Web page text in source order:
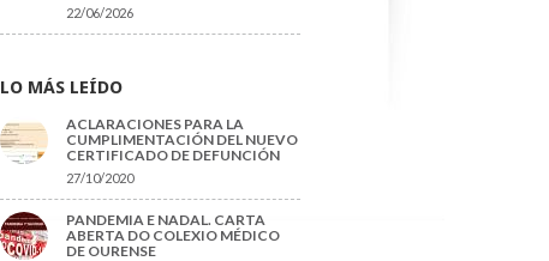
22/06/2026
LO MÁS LEÍDO
ACLARACIONES PARA LA
CUMPLIMENTACIÓN DEL NUEVO
CERTIFICADO DE DEFUNCIÓN
27/10/2020
PANDEMIA E NADAL. CARTA
ABERTA DO COLEXIO MÉDICO
DE OURENSE